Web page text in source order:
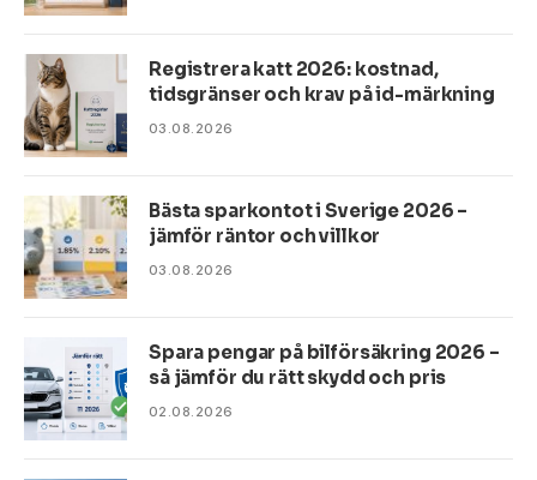
Registrera katt 2026: kostnad,
tidsgränser och krav på id-märkning
03.08.2026
Bästa sparkontot i Sverige 2026 –
jämför räntor och villkor
03.08.2026
Spara pengar på bilförsäkring 2026 –
så jämför du rätt skydd och pris
02.08.2026